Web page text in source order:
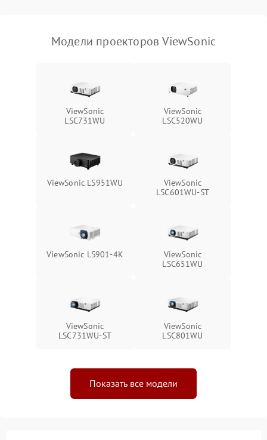
Модели проекторов ViewSonic
ViewSonic
LSC731WU
ViewSonic
LSC520WU
ViewSonic LS951WU
ViewSonic
LSC601WU-ST
ViewSonic LS901-4K
ViewSonic
LSC651WU
ViewSonic
LSC731WU-ST
ViewSonic
LSC801WU
Показать все модели